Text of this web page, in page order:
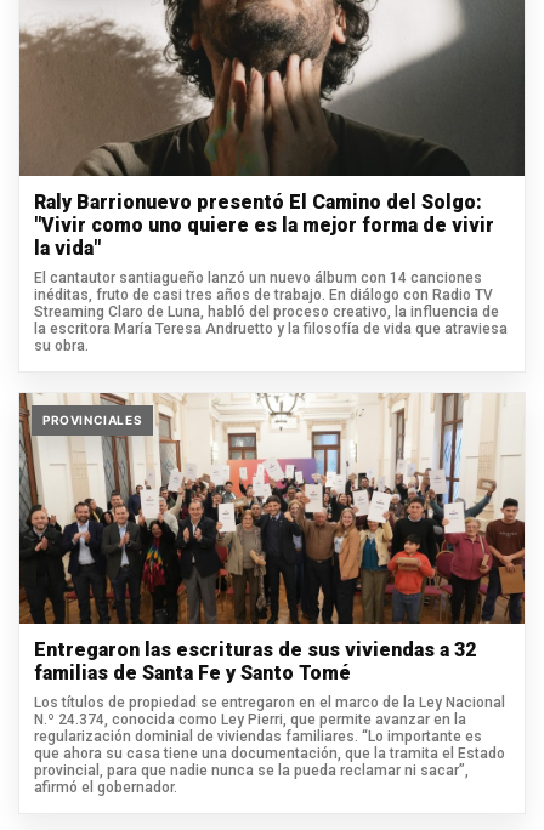
Raly Barrionuevo presentó El Camino del Solgo:
"Vivir como uno quiere es la mejor forma de vivir
la vida"
El cantautor santiagueño lanzó un nuevo álbum con 14 canciones
inéditas, fruto de casi tres años de trabajo. En diálogo con Radio TV
Streaming Claro de Luna, habló del proceso creativo, la influencia de
la escritora María Teresa Andruetto y la filosofía de vida que atraviesa
su obra.
PROVINCIALES
Entregaron las escrituras de sus viviendas a 32
familias de Santa Fe y Santo Tomé
Los títulos de propiedad se entregaron en el marco de la Ley Nacional
N.º 24.374, conocida como Ley Pierri, que permite avanzar en la
regularización dominial de viviendas familiares. “Lo importante es
que ahora su casa tiene una documentación, que la tramita el Estado
provincial, para que nadie nunca se la pueda reclamar ni sacar”,
afirmó el gobernador.